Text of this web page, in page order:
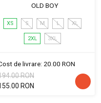
OLD BOY
XS S M L XL
2XL 3XL
de livrare: 20.00 RON
RON
RON